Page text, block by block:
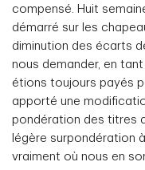
compensé. Huit
démarré sur les
diminution des écarts
nous demander, en
étions toujours payés
apporté une
pondération des titres
légère surpondération
vraiment où nous en